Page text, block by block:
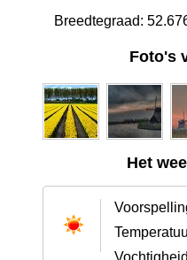
Breedtegraad:
Foto's
Het